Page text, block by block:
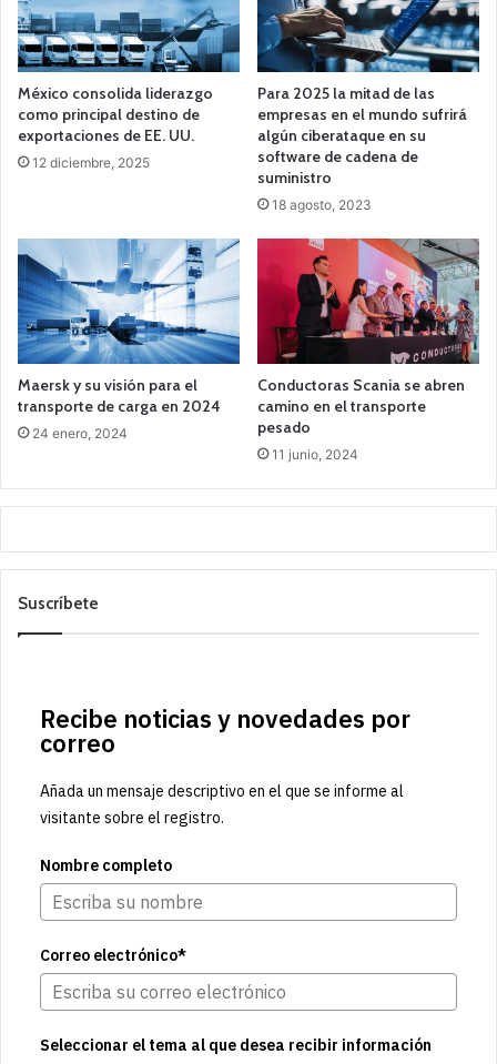
México consolida liderazgo
como principal destino de
exportaciones de EE. UU.
12 diciembre, 2025
Para 2025 la mitad de las
empresas en el mundo sufrirá
algún ciberataque en su
software de cadena de
suministro
18 agosto, 2023
Maersk y su visión para el
transporte de carga en 2024
24 enero, 2024
Conductoras Scania se abren
camino en el transporte
pesado
11 junio, 2024
Suscríbete
Recibe noticias y novedades por
correo
Añada un mensaje descriptivo en el que se informe al
visitante sobre el registro.
Nombre completo
Correo electrónico*
Seleccionar el tema al que desea recibir información